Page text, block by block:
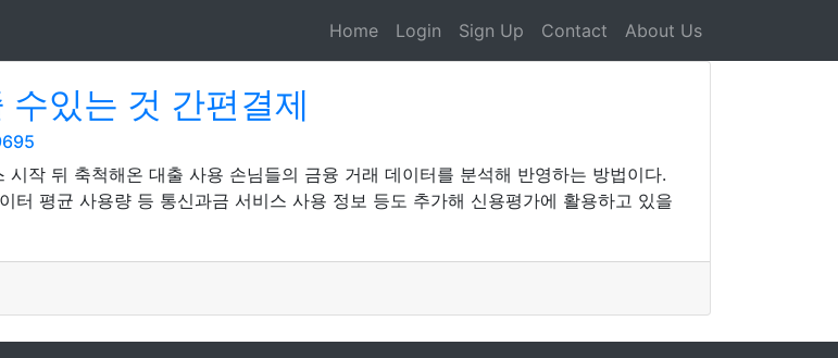
Home Login Sign Up Contact About Us
있는 것 간편결제
작 뒤 축척해온 대출 사용 손님들의 금융 거래 데이터를 분석해 반영하는 방법이다.
터 평균 사용량 등 통신과금 서비스 사용 정보 등도 추가해 신용평가에 활용하고 있을